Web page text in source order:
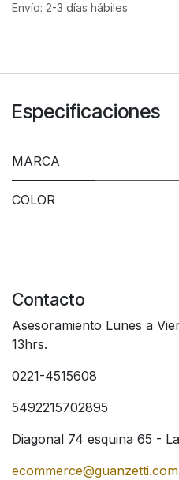
Envío: 2-3 días hábiles
Especificaciones
MARCA
COLOR
Contacto
Asesoramiento Lunes a
13hrs.
0221-4515608
5492215702895
Diagonal 74 esquina 65 -